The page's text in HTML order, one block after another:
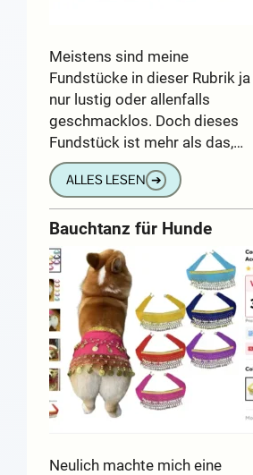
Meistens sind meine
Fundstücke in dieser Rubrik ja
nur lustig oder allenfalls
geschmacklos. Doch dieses
Fundstück ist mehr als das,…
ALLES LESEN ➔
Bauchtanz für Hunde
Neulich machte mich eine